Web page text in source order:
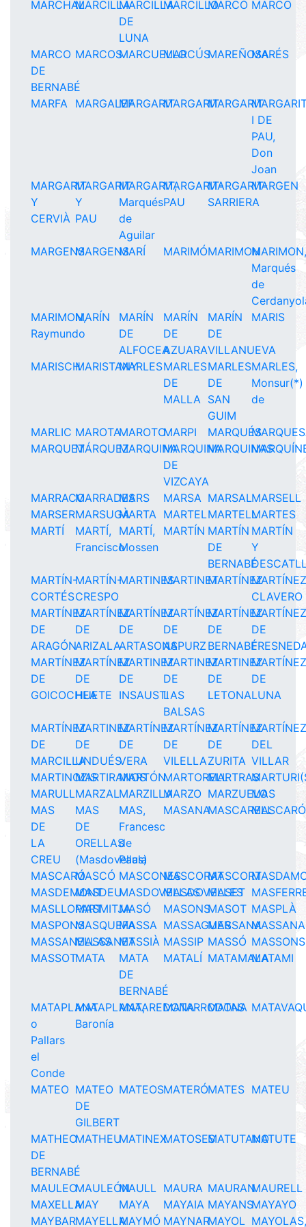
MARCHALMARCILLAMARCILLA
DE
LUNA
MARCILLOMARCÓ MARCO
MARCO
DE
BERNABÉ
MARCOSMARCUELLOMARCÚSMAREÑOSAMARÉS
MARFA MARGALEFMARGARITMARGARITMARGARIT
I DE
PAU,
Don
Joan
MARGARIT
Y
CERVIÀ
MARGARIT
Y
PAU
MARGARIT,
Marqués
de
Aguilar
MARGARIT-
PAU
MARGARIT-
SARRIERA
MARGEN
MARGENSMARGENSMARÍ MARIMÓMARIMON
Marqués
de
MARIMON,
Raymundo
MARÍN
MARÍN
DE
ALFOCEA
MARÍN
DE
AZUARA
MARÍN
DE
VILLANUEVA
MARIS
MARISCHMARISTANYMARLESMARLES
DE
MALLA
MARLES
DE
SAN
GUIM
MARLES,
Monsur(*)
de
MARLIC MAROTAMAROTOMARPI MARQUÉS
MARQUETMÁRQUEZMARQUINAMARQUINA
DE
VIZCAYA
MARQUINAS
MARRACOMARRADESMARS MARSA MARSALMARSELL
MARSERMARSUGÀMARTA MARTELMARTELLMARTES
MARTÍ
MARTÍ,
Francisco
MARTÍ,
Mossen
MARTÍN MARTÍN
DE
BERNABÉ
MARTÍN
Y
MARTÍN-
CORTÉS
MARTÍN-
CRESPO
MARTINESMARTINETMARTÍNEZ
CLAVERO
MARTÍNEZ
DE
ARAGÓN
MARTÍNEZ
DE
ARIZALA
MARTÍNEZ
DE
ARTASONA
MARTÍNEZ
DE
ASPURZ
MARTÍNEZ
DE
BERNABÉ
DE
MARTÍNEZ
DE
GOICOCHEA
MARTÍNEZ
DE
HUETE
MARTINEZ
DE
INSAUSTI
MARTINEZ
DE
LAS
BALSAS
MARTINEZ
DE
LETONA
DE
LUNA
MARTÍNEZ
DE
MARCILLA
MARTINEZ
DE
UNDUÉS
MARTÍNEZ
DE
VERA
MARTÍNEZ
DE
VILELLA
MARTÍNEZ
DE
ZURITA
DEL
VILLAR
MARTINOZISMARTIRANOS
MARTÓNMARTORELLMARTRAS
MARULLMARZALMARZILLAMARZO MARZUELO
MAS
MAS
DE
LA
CREU
MAS
DE
ORELLAS
(Masdovellas)
MAS,
Francesc
de
Paula
MASANAMASCARELLMASCARÓ
MASCARÓMASCÓ MASCONESMASCORATMASCORT
MASDEMONT
MASDEUMASDOVELLASMASDOVELLES
MASET
MASLLOPARTMASMITJAMASÓ MASONSMASOT MASPLÀ
MASPONSMASQUEFAMASSA MASSAGUERMASSANA
MASSANELLAS
MASSANETMASSIÀ MASSIP MASSÓ MASSONS
MASSOTMATA
MATA
DE
BERNABÉ
MATALÍ MATAMALAMATAMI
MATAPLANA
o
Pallars
el
Conde
MATAPLANA,
Baronía
MATAREDONAMATARRODONA
MATAS
MATEO MATEO
DE
GILBERT
MATEOSMATERÓMATES MATEU
MATHEO
DE
BERNABÉ
MATHEUMATINEXMATOSESMATUTANOMATUTE
MAULEOMAULEÓNMAULL MAURA MAURANMAURELL
MAXELLAMAY MAYA MAYAIA MAYANSMAYAYO
MAYBARMAYELLAMAYMÓ MAYNARMAYOL